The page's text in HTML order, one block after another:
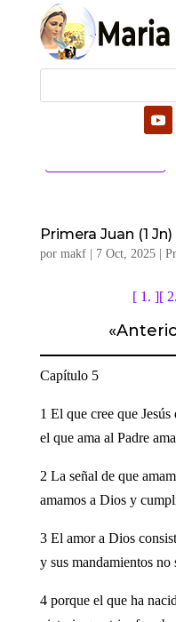
Primera Juan (1 Jn)
por makf| 7 Oct, 2025|
[ 1. ][
«
Capítulo 5
1 El que cree que
el que ama al Padre
2 La señal de que
amamos a Dios y
3 El amor a Dios
y sus mandamientos no
4 porque el que ha